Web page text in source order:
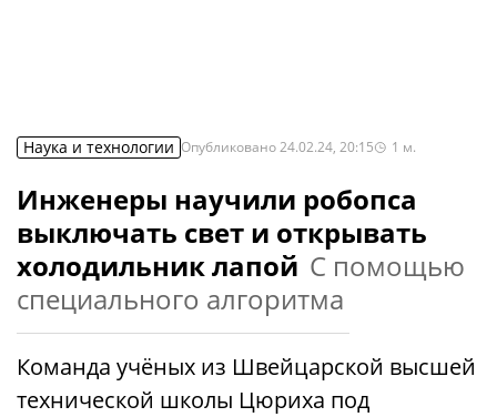
Наука и технологии Опубликовано24.02.24, 20:15 1 м.
Инженеры научили робопса
выключать свет и открывать
холодильник лапой С помощью
специального алгоритма
Команда учёных из Швейцарской высшей
технической школы Цюриха под